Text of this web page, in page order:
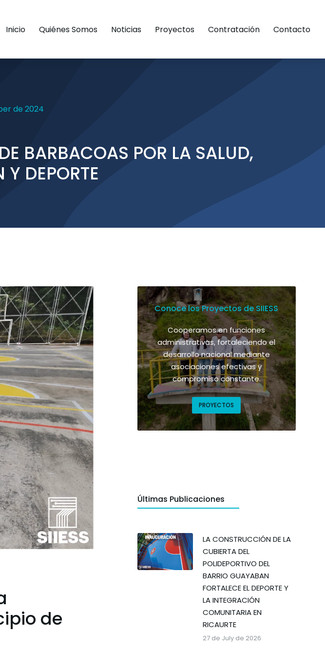
Inicio Quiénes Somos Noticias Proyectos Contratación Contacto
de 2024
BARBACOAS POR LA SALUD,
Y DEPORTE
de
Conoce los Proyectos de SIIESS
Cooperamos en funciones
administrativas, fortaleciendo el
desarrollo nacional mediante
asociaciones efectivas y
compromiso constante.
PROYECTOS
Últimas Publicaciones
LA CONSTRUCCIÓN DE LA
CUBIERTA DEL
POLIDEPORTIVO DEL
BARRIO GUAYABAN
FORTALECE EL DEPORTE Y
LA INTEGRACIÓN
COMUNITARIA EN
RICAURTE
27 de July de 2026